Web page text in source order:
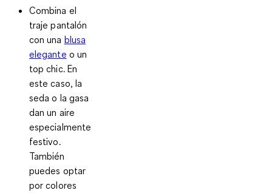
Combina el
traje pantalón
con una blusa
elegante o un
top chic. En
este caso, la
seda o la gasa
dan un aire
especialmente
festivo.
También
puedes optar
por colores